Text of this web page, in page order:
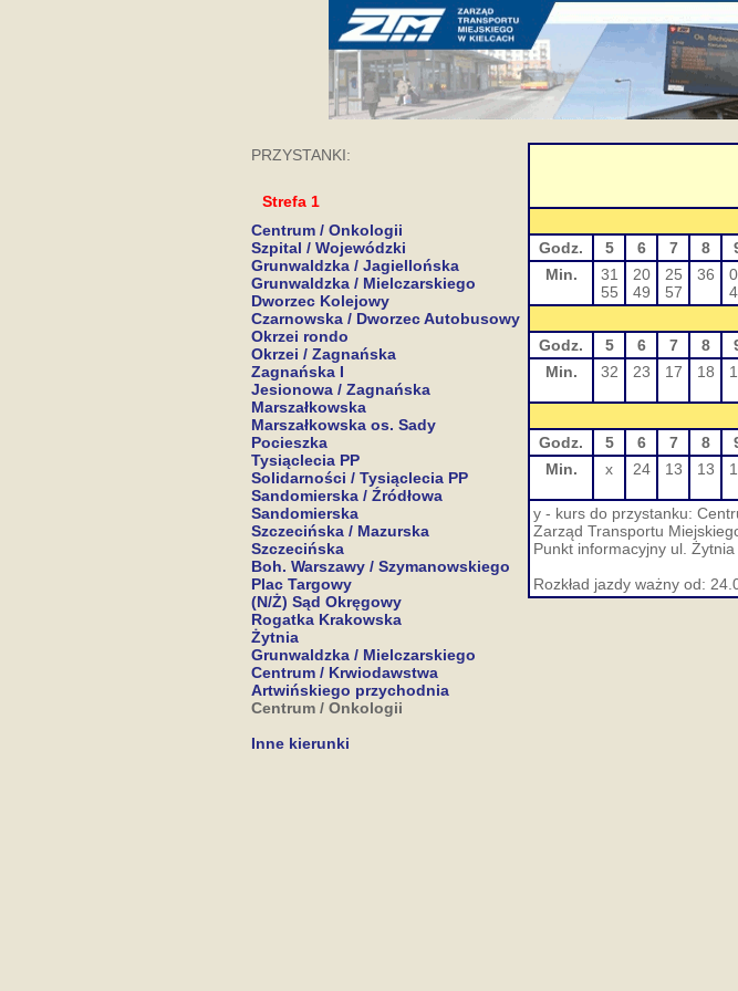
PRZYSTANKI:
Strefa 1
Centrum / Onkologii
Szpital / Wojewódzki
Grunwaldzka / Jagiellońska
Grunwaldzka / Mielczarskiego
Dworzec Kolejowy
Czarnowska / Dworzec Autobusowy
Okrzei rondo
Okrzei / Zagnańska
Zagnańska I
Jesionowa / Zagnańska
Marszałkowska
Marszałkowska os. Sady
Pocieszka
Tysiąclecia PP
Solidarności / Tysiąclecia PP
Sandomierska / Źródłowa
Sandomierska
Szczecińska / Mazurska
Szczecińska
Boh. Warszawy / Szymanowskiego
Plac Targowy
(N/Ż) Sąd Okręgowy
Rogatka Krakowska
Żytnia
Grunwaldzka / Mielczarskiego
Centrum / Krwiodawstwa
Artwińskiego przychodnia
Centrum / Onkologii
Inne kierunki
Godz.
5 6 7 8
Min.
31
55
20
49
25
57
36
Godz.
5 6 7 8
Min.
32 23 17 18
Godz.
5 6 7 8
Min.
x 24 13 13
y - kurs do przystanku:
Zarząd Transportu
Punkt informacyjny ul.
Rozkład jazdy ważny od: